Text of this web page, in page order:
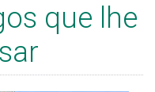
que lhe